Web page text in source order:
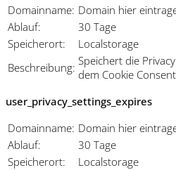
Domainname: Domain hier
Ablauf:
30 Tage
Speicherort:
Localstorage
Beschreibung: Speichert die
dem Cookie
user_privacy_settings_expires
Domainname: Domain hier
Ablauf:
30 Tage
Speicherort:
Localstorage